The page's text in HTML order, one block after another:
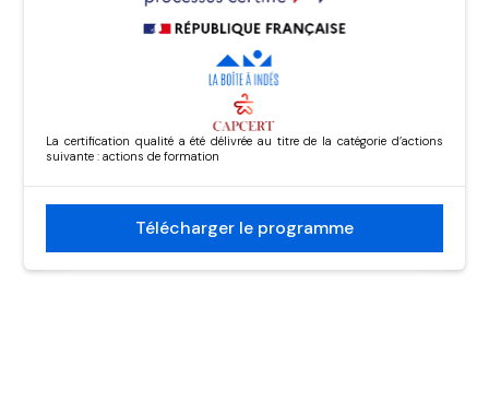
La certification qualité a été délivrée au titre de la catégorie d’actions
suivante : actions de formation
Télécharger le programme